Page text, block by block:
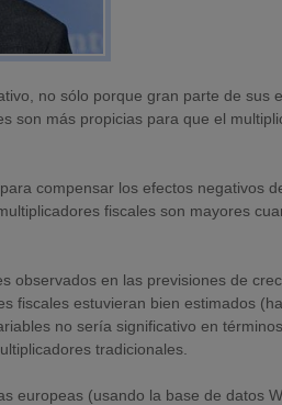
no sólo porque gran parte de
son más propicias para que el
compensar los efectos negativos
fiscales son mayores
observados en las previsiones de
fiscales estuvieran bien estimados
no sería significativo en
tradicionales.
europeas (usando la base de datos